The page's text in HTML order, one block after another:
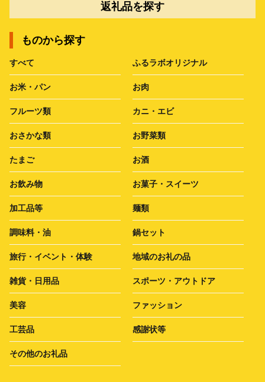
返礼品を探す
ものから探す
すべて ふるラボオリジナル
お米・パン お肉
フルーツ類 カニ・エビ
おさかな類 お野菜類
たまご お酒
お飲み物 お菓子・スイーツ
加工品等 麺類
調味料・油 鍋セット
旅行・イベント・体験 地域のお礼の品
雑貨・日用品 スポーツ・アウトドア
美容 ファッション
工芸品 感謝状等
その他のお礼品